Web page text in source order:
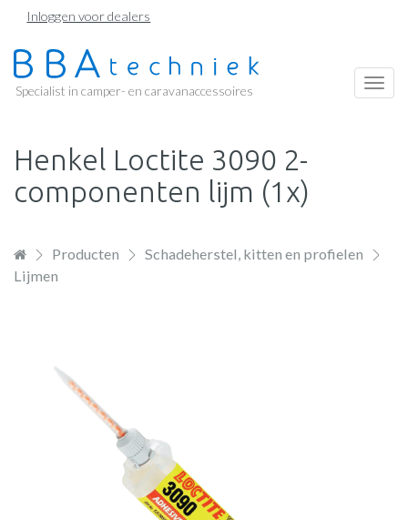
Overslaan
naar
de
Inloggen voor dealers
Specialist in camper- en caravanaccessoires
Henkel Loctite 3090 2-
componenten lijm (1x)
Producten
Schadeherstel, kitten en profielen
Lijmen